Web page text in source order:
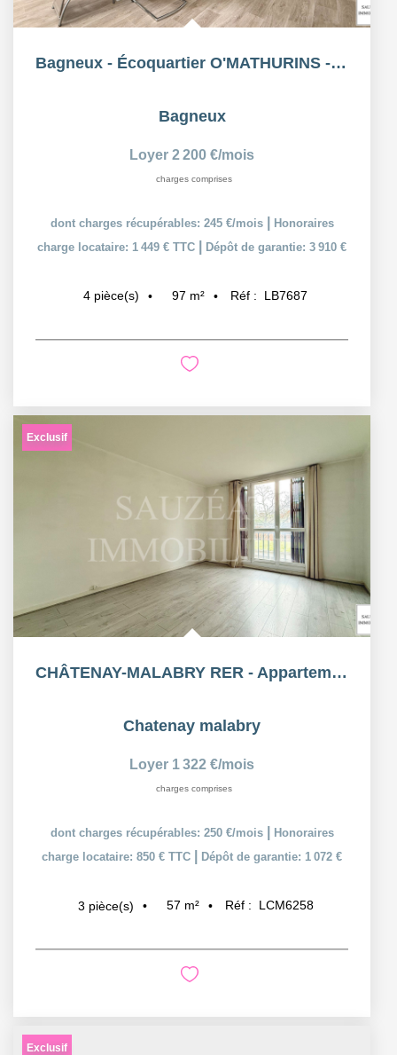
Bagneux - Écoquartier O'MATHURINS - Duplex aux allures...
Bagneux
Loyer 2 200 €/mois
charges comprises
dont charges récupérables: 245 €/mois
Honoraires
charge locataire: 1 449 € TTC
Dépôt de garantie: 3 910 €
4 pièce(s) 97 m² Réf : LB7687
Exclusif
CHÂTENAY-MALABRY RER - Appartement 3 Pièces 56,69m²
Chatenay malabry
Loyer 1 322 €/mois
charges comprises
dont charges récupérables: 250 €/mois
Honoraires
charge locataire: 850 € TTC
Dépôt de garantie: 1 072 €
3 pièce(s) 57 m² Réf : LCM6258
Exclusif